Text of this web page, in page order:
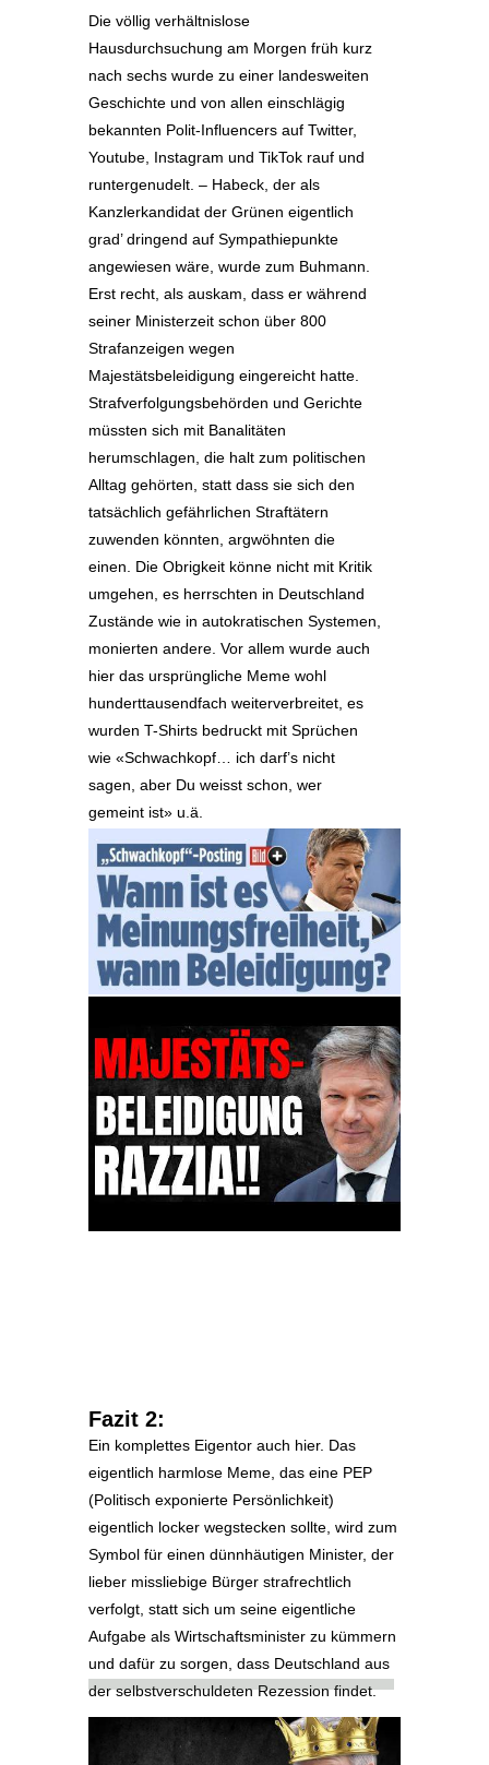
Die völlig verhältnislose
Hausdurchsuchung am Morgen früh kurz
nach sechs wurde zu einer landesweiten
Geschichte und von allen einschlägig
bekannten Polit-Influencers auf Twitter,
Youtube, Instagram und TikTok rauf und
runtergenudelt. – Habeck, der als
Kanzlerkandidat der Grünen eigentlich
grad’ dringend auf Sympathiepunkte
angewiesen wäre, wurde zum Buhmann.
Erst recht, als auskam, dass er während
seiner Ministerzeit schon über 800
Strafanzeigen wegen
Majestätsbeleidigung eingereicht hatte.
Strafverfolgungsbehörden und Gerichte
müssten sich mit Banalitäten
herumschlagen, die halt zum politischen
Alltag gehörten, statt dass sie sich den
tatsächlich gefährlichen Straftätern
zuwenden könnten, argwöhnten die
einen. Die Obrigkeit könne nicht mit Kritik
umgehen, es herrschten in Deutschland
Zustände wie in autokratischen Systemen,
monierten andere. Vor allem wurde auch
hier das ursprüngliche Meme wohl
hunderttausendfach weiterverbreitet, es
wurden T-Shirts bedruckt mit Sprüchen
wie «Schwachkopf… ich darf’s nicht
sagen, aber Du weisst schon, wer
gemeint ist» u.ä.
Fazit 2:
Ein komplettes Eigentor auch hier. Das
eigentlich harmlose Meme, das eine PEP
(Politisch exponierte Persönlichkeit)
eigentlich locker wegstecken sollte, wird zum
Symbol für einen dünnhäutigen Minister, der
lieber missliebige Bürger strafrechtlich
verfolgt, statt sich um seine eigentliche
Aufgabe als Wirtschaftsminister zu kümmern
und dafür zu sorgen, dass Deutschland aus
der selbstverschuldeten Rezession findet.